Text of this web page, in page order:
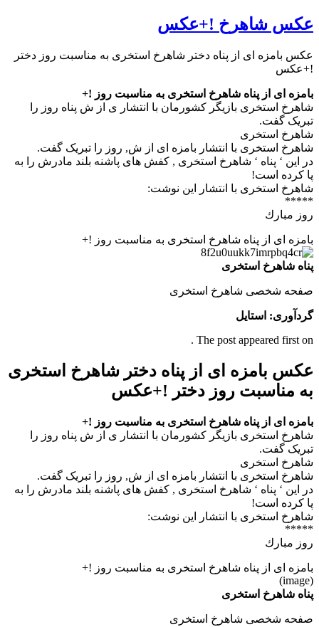
عکس شاهرخ !+عکس
عکس بامزه ای از پناه دختر شاهرخ استخری به مناسبت روز دختر
!+عکس
بامزه ای از پناه شاهرخ استخری به مناسبت روز !+
شاهرخ استخری بازیگر کشورمان با انتشار ی از ش پناه روز را
تبریک گفت.
شاهرخ استخری
شاهرخ استخری با انتشار بامزه ای از ش, روز را تبریک گفت.
در این ‘ پناه ‘ شاهرخ استخری , کفش های پاشنه بلند مادرش را به
پا کرده است!
شاهرخ استخری با انتشار این نوشت:
*****
روز مبارك
بامزه ای از پناه شاهرخ استخری به مناسبت روز !+
پناه شاهرخ استخری
صفحه شخصی شاهرخ استخری
گردآوری: استایل
The post appeared first on .
عکس بامزه ای از پناه دختر شاهرخ استخری
به مناسبت روز دختر !+عکس
بامزه ای از پناه شاهرخ استخری به مناسبت روز !+
شاهرخ استخری بازیگر کشورمان با انتشار ی از ش پناه روز را
تبریک گفت.
شاهرخ استخری
شاهرخ استخری با انتشار بامزه ای از ش, روز را تبریک گفت.
در این ‘ پناه ‘ شاهرخ استخری , کفش های پاشنه بلند مادرش را به
پا کرده است!
شاهرخ استخری با انتشار این نوشت:
*****
روز مبارك
بامزه ای از پناه شاهرخ استخری به مناسبت روز !+
(image)
پناه شاهرخ استخری
صفحه شخصی شاهرخ استخری